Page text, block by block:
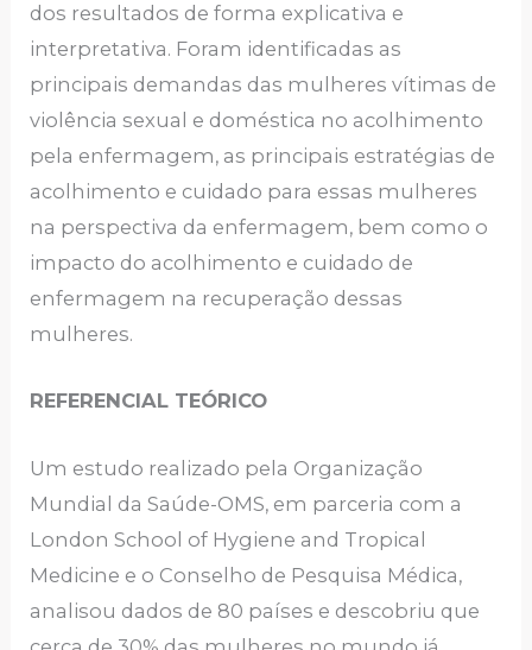
dos resultados de forma explicativa e
interpretativa. Foram identificadas as
principais demandas das mulheres vítimas de
violência sexual e doméstica no acolhimento
pela enfermagem, as principais estratégias de
acolhimento e cuidado para essas mulheres
na perspectiva da enfermagem, bem como o
impacto do acolhimento e cuidado de
enfermagem na recuperação dessas
mulheres.
REFERENCIAL TEÓRICO
Um estudo realizado pela Organização
Mundial da Saúde-OMS, em parceria com a
London School of Hygiene and Tropical
Medicine e o Conselho de Pesquisa Médica,
analisou dados de 80 países e descobriu que